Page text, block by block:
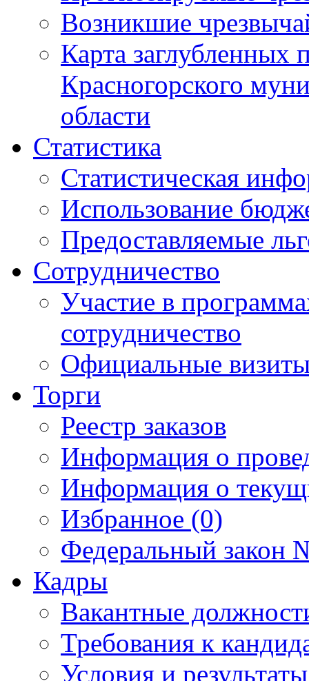
Возникшие
Карта
Красногорского
области
Статистика
Статистическая
Использование
Предоставляемые
Сотрудничество
Участие в
сотрудничество
Официальные
Торги
Реестр заказов
Информация о
Информация о
Избранное (0)
Федеральный закон
Кадры
Вакантные
Требования к
Условия и